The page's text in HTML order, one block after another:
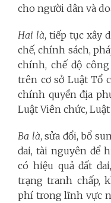
cho người dân và
Hai là, tiếp tục xây
chế, chính sách,
chính, chế độ
trên cơ sở Luật Tổ
chính quyền địa
Luật Viên chức,
Ba là, sửa đổi, bổ
đai, tài nguyên để
có hiệu quả đất
trạng tranh chấp,
phí trong lĩnh vực